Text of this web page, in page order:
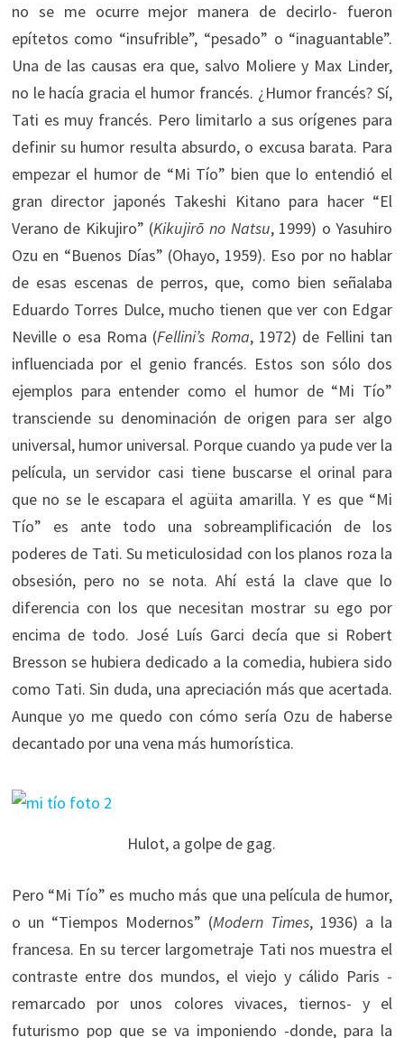
no se me ocurre mejor manera de decirlo- fueron
epítetos como “insufrible”, “pesado” o “inaguantable”.
Una de las causas era que, salvo Moliere y Max Linder,
no le hacía gracia el humor francés. ¿Humor francés? Sí,
Tati es muy francés. Pero limitarlo a sus orígenes para
definir su humor resulta absurdo, o excusa barata. Para
empezar el humor de “Mi Tío” bien que lo entendió el
gran director japonés Takeshi Kitano para hacer “El
Verano de Kikujiro” (Kikujirō no Natsu, 1999) o Yasuhiro
Ozu en “Buenos Días” (Ohayo, 1959). Eso por no hablar
de esas escenas de perros, que, como bien señalaba
Eduardo Torres Dulce, mucho tienen que ver con Edgar
Neville o esa Roma (Fellini’s Roma, 1972) de Fellini tan
influenciada por el genio francés. Estos son sólo dos
ejemplos para entender como el humor de “Mi Tío”
transciende su denominación de origen para ser algo
universal, humor universal. Porque cuando ya pude ver la
película, un servidor casi tiene buscarse el orinal para
que no se le escapara el agüita amarilla. Y es que “Mi
Tío” es ante todo una sobreamplificación de los
poderes de Tati. Su meticulosidad con los planos roza la
obsesión, pero no se nota. Ahí está la clave que lo
diferencia con los que necesitan mostrar su ego por
encima de todo. José Luís Garci decía que si Robert
Bresson se hubiera dedicado a la comedia, hubiera sido
como Tati. Sin duda, una apreciación más que acertada.
Aunque yo me quedo con cómo sería Ozu de haberse
decantado por una vena más humorística.
Hulot, a golpe de gag.
Pero “Mi Tío” es mucho más que una película de humor,
o un “Tiempos Modernos” (Modern Times, 1936) a la
francesa. En su tercer largometraje Tati nos muestra el
contraste entre dos mundos, el viejo y cálido Paris -
remarcado por unos colores vivaces, tiernos- y el
futurismo pop que se va imponiendo -donde, para la